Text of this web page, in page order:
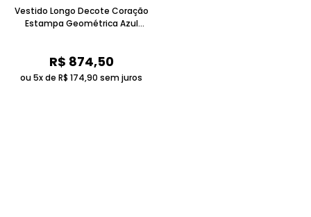
Vestido Longo Decote Coração
Estampa Geométrica Azul
R$ 874,50
ou 5x de R$ 174,90 sem juros